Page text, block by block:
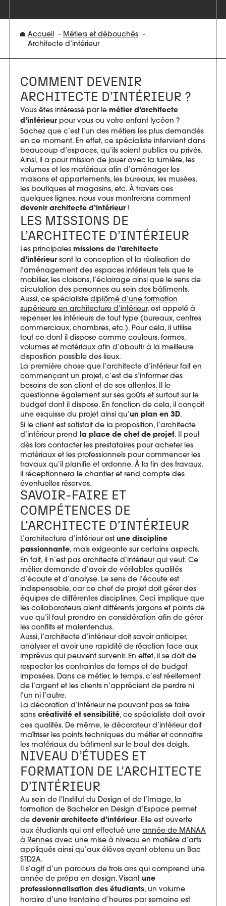
Accueil
Métiers et débouchés
Architecte d’intérieur
COMMENT DEVENIR
ARCHITECTE D’INTÉRIEUR ?
Vous êtes intéressé par le métier d’architecte
d’intérieur pour vous ou votre enfant lycéen ?
Sachez que c’est l’un des métiers les plus demandés
en ce moment. En effet, ce spécialiste intervient dans
beaucoup d’espaces, qu’ils soient publics ou privés.
Ainsi, il a pour mission de jouer avec la lumière, les
volumes et les matériaux afin d’aménager les
maisons et appartements, les bureaux, les musées,
les boutiques et magasins, etc. À travers ces
quelques lignes, nous vous montrerons comment
devenir architecte d’intérieur !
LES MISSIONS DE
L’ARCHITECTE D’INTÉRIEUR
Les principales missions de l’architecte
d’intérieur sont la conception et la réalisation de
l’aménagement des espaces intérieurs tels que le
mobilier, les cloisons, l’éclairage ainsi que le sens de
circulation des personnes au sein des bâtiments.
Aussi, ce spécialiste diplômé d’une formation
supérieure en architecture d’intérieur, est appelé à
repenser les intérieurs de tout type (bureaux, centres
commerciaux, chambres, etc.). Pour cela, il utilise
tout ce dont il dispose comme couleurs, formes,
volumes et matériaux afin d’aboutir à la meilleure
disposition possible des lieux.
La première chose que l’architecte d’intérieur fait en
commençant un projet, c’est de s’informer des
besoins de son client et de ses attentes. Il le
questionne également sur ses goûts et surtout sur le
budget dont il dispose. En fonction de cela, il conçoit
une esquisse du projet ainsi qu’un plan en 3D.
Si le client est satisfait de la proposition, l’architecte
d’intérieur prend la place de chef de projet. Il peut
dès lors contacter les prestataires pour acheter les
matériaux et les professionnels pour commencer les
travaux qu’il planifie et ordonne. À la fin des travaux,
il réceptionnera le chantier et rend compte des
éventuelles réserves.
SAVOIR-FAIRE ET
COMPÉTENCES DE
L’ARCHITECTE D’INTÉRIEUR
L’architecture d’intérieur est une discipline
passionnante, mais exigeante sur certains aspects.
En fait, il n’est pas architecte d’intérieur qui veut. Ce
métier demande d’avoir de véritables qualités
d’écoute et d’analyse. Le sens de l’écoute est
indispensable, car ce chef de projet doit gérer des
équipes de différentes disciplines. Ceci implique que
les collaborateurs aient différents jargons et points de
vue qu’il faut prendre en considération afin de gérer
les conflits et malentendus.
Aussi, l’architecte d’intérieur doit savoir anticiper,
analyser et avoir une rapidité de réaction face aux
imprévus qui peuvent survenir. En effet, il se doit de
respecter les contraintes de temps et de budget
imposées. Dans ce métier, le temps, c’est réellement
de l’argent et les clients n’apprécient de perdre ni
l’un ni l’autre.
La décoration d’intérieur ne pouvant pas se faire
sans créativité et sensibilité, ce spécialiste doit avoir
ces qualités. De même, le décorateur d’intérieur doit
maîtriser les points techniques du métier et connaître
les matériaux du bâtiment sur le bout des doigts.
NIVEAU D’ÉTUDES ET
FORMATION DE L’ARCHITECTE
D’INTÉRIEUR
Au sein de l’Institut du Design et de l’Image, la
formation de Bachelor en Design d’Espace permet
de devenir architecte d’intérieur. Elle est ouverte
aux étudiants qui ont effectué une année de MANAA
à Rennes avec une mise à niveau en matière d’arts
appliqués ainsi qu’aux élèves ayant obtenu un Bac
STD2A.
Il s’agit d’un parcours de trois ans qui comprend une
année de prépa en design. Visant une
professionnalisation des étudiants, un volume
horaire d’une trentaine d’heures par semaine est